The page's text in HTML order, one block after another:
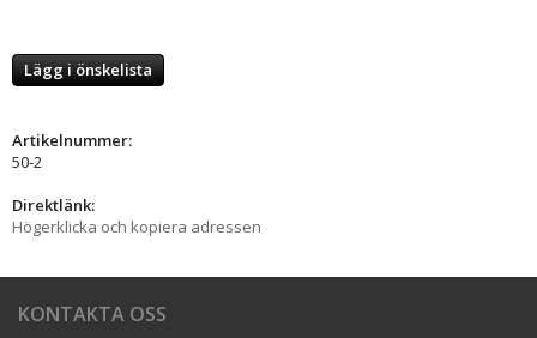
Lägg i önskelista
Artikelnummer:
50-2
Direktlänk:
Högerklicka och kopiera adressen
KONTAKTA OSS